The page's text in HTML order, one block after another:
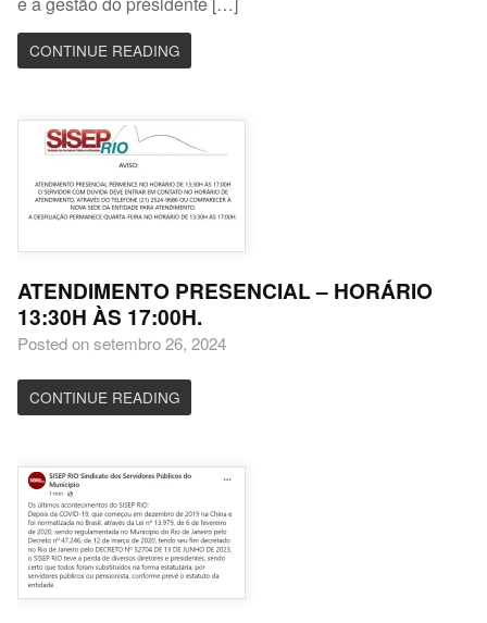
CONTINUE READING
ATENDIMENTO PRESENCIAL – HORÁRIO
13:30H ÀS 17:00H.
Posted on setembro 26, 2024
CONTINUE READING